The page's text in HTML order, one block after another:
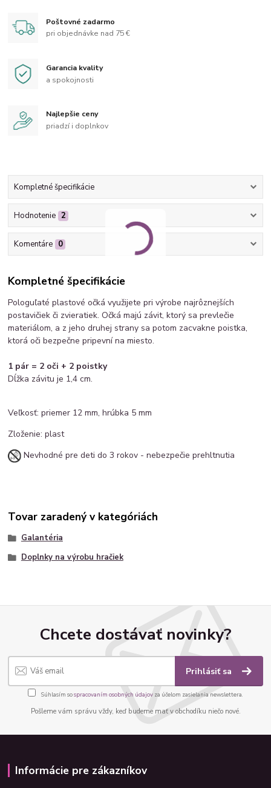
Poštovné zadarmo
pri objednávke nad 75 €
Garancia kvality
a spokojnosti
Najlepšie ceny
priadzí i doplnkov
Kompletné špecifikácie
Hodnotenie 2
Komentáre 0
Kompletné špecifikácie
Pologuľaté plastové očká využijete pri výrobe najrôznejších
postavičiek či zvieratiek. Očká majú závit, ktorý sa prevlečie
materiálom, a z jeho druhej strany sa potom zacvakne poistka,
ktorá oči bezpečne pripevní na miesto.
1 pár = 2 oči + 2 poistky
Dĺžka závitu je 1,4 cm.
Veľkosť: priemer 12 mm, hrúbka 5 mm
Zloženie: plast
Nevhodné pre deti do 3 rokov - nebezpečie prehltnutia
Tovar zaradený v kategóriách
Galantéria
Doplnky na výrobu hračiek
Chcete dostávať novinky?
Prihlásiť sa
Súhlasím sospracovaním osobných údajov za účelom zasielania newslettera.
Pošleme vám správu vždy, keď budeme mať v obchodíku niečo nové.
Informácie pre zákazníkov